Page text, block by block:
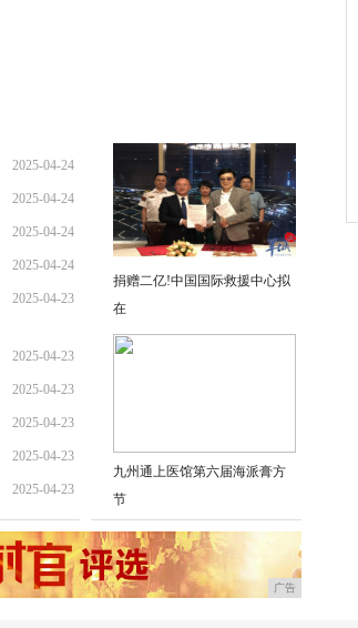
2025-04-24
2025-04-24
2025-04-24
2025-04-24
2025-04-23
2025-04-23
2025-04-23
2025-04-23
2025-04-23
2025-04-23
捐赠二亿!中国国际救援中心拟
在
九州通上医馆第六届海派膏方
节
广告